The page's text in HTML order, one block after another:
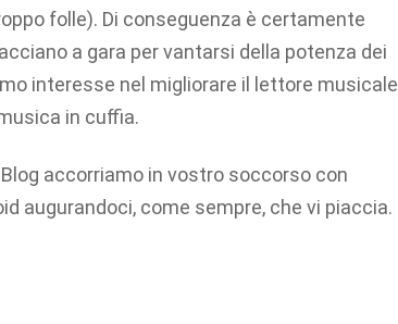
folle). Di conseguenza è certamente
a gara per vantarsi della potenza dei
interesse nel migliorare il lettore musicale
in cuffia.
accorriamo in vostro soccorso con
augurandoci, come sempre, che vi piaccia.